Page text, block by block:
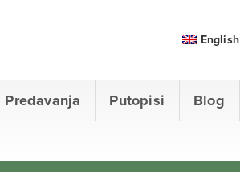
Predavanja Putopisi Blog
English